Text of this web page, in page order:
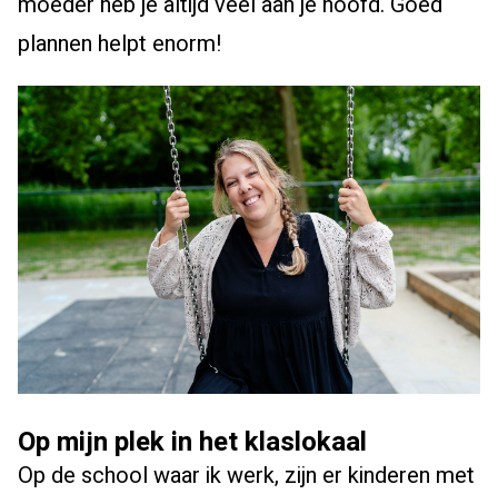
plannen helpt enorm!
Op mijn plek in het klaslokaal
Op de school waar ik werk, zijn er kinderen met